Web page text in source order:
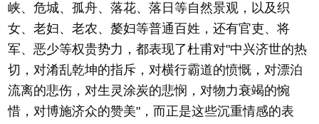
峡、危城、孤舟、落花、落日等自然景观，以及织
女、老妇、老农、嫠妇等普通百姓，还有官吏、将
军、恶少等权贵势力，都表现了杜甫对"中兴济世的热
切，对淆乱乾坤的指斥，对横行霸道的愤慨，对漂泊
流离的悲伤，对生灵涂炭的悲悯，对物力衰竭的惋
惜，对博施济众的赞美"，而正是这些沉重情感的表